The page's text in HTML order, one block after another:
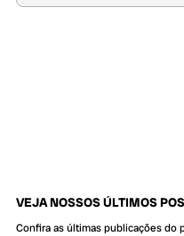
VEJA NOSSOS ÚLTIMOS
Confira as últimas publicações do